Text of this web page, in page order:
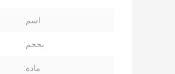
اسم:
بحجم:
مادة: